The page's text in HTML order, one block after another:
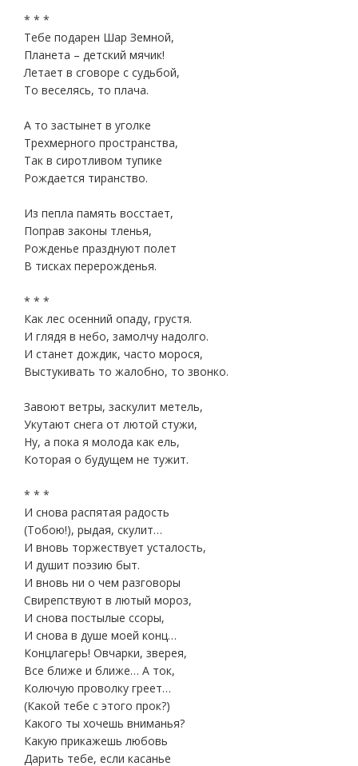
* * *
Тебе подарен Шар Земной,
Планета – детский мячик!
Летает в сговоре с судьбой,
То веселясь, то плача.
А то застынет в уголке
Трехмерного пространства,
Так в сиротливом тупике
Рождается тиранство.
Из пепла память восстает,
Поправ законы тленья,
Рожденье празднуют полет
В тисках перерожденья.
* * *
Как лес осенний опаду, грустя.
И глядя в небо, замолчу надолго.
И станет дождик, часто морося,
Выстукивать то жалобно, то звонко.
Завоют ветры, заскулит метель,
Укутают снега от лютой стужи,
Ну, а пока я молода как ель,
Которая о будущем не тужит.
* * *
И снова распятая радость
(Тобою!), рыдая, скулит…
И вновь торжествует усталость,
И душит поэзию быт.
И вновь ни о чем разговоры
Свирепствуют в лютый мороз,
И снова постылые ссоры,
И снова в душе моей конц…
Концлагерь! Овчарки, зверея,
Все ближе и ближе… А ток,
Колючую проволку греет…
(Какой тебе с этого прок?)
Какого ты хочешь вниманья?
Какую прикажешь любовь
Дарить тебе, если касанье